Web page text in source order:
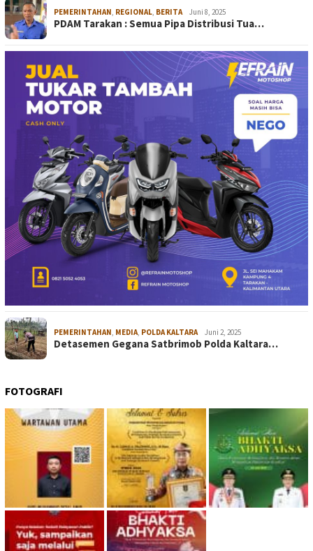
PEMERINTAHAN, REGIONAL, BERITA Juni 8, 2025
PDAM Tarakan : Semua Pipa Distribusi Tua…
PEMERINTAHAN MEDIA POLDA KALTARA Juni 2, 2025
Detasemen Gegana Satbrimob Polda Kaltara…
FOTOGRAFI